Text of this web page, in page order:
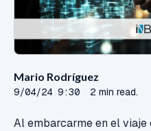
Mario Rodríguez
9/04/24 9:30 2 min read.
Al embarcarme en el